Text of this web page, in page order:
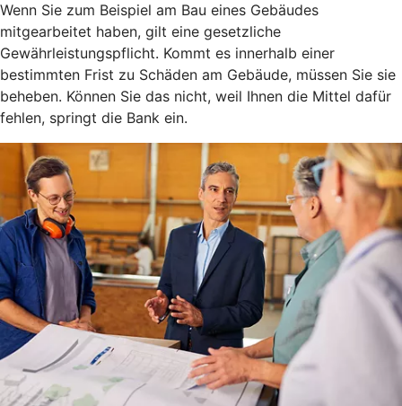
Wenn Sie zum Beispiel am Bau eines Gebäudes
mitgearbeitet haben, gilt eine gesetzliche
Gewährleistungspflicht. Kommt es innerhalb einer
bestimmten Frist zu Schäden am Gebäude, müssen Sie sie
beheben. Können Sie das nicht, weil Ihnen die Mittel dafür
fehlen, springt die Bank ein.